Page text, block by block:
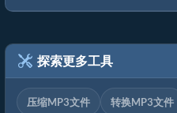
探索更多工具
压缩MP3文件 转换MP3文件